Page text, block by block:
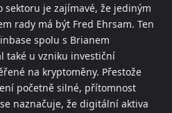
sektoru je zajímavé, že jediným
rady má být Fred Ehrsam. Ten
spolu s Brianem
také u vzniku investiční
na kryptoměny. Přestože
početně silné, přítomnost
naznačuje, že digitální aktiva